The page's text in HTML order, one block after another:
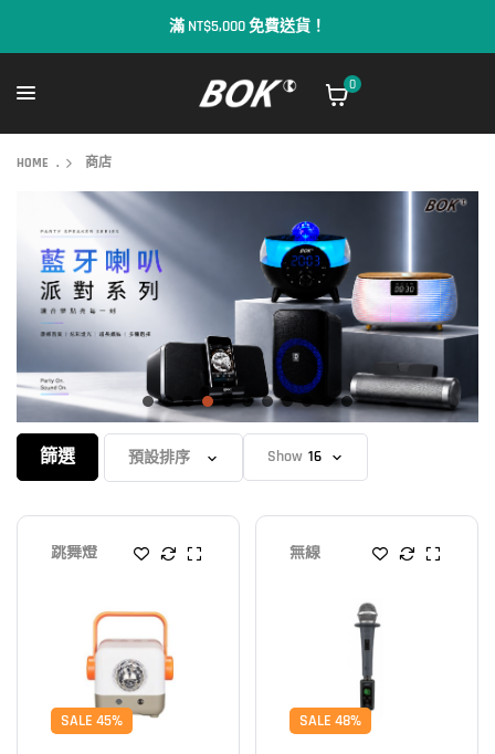
0
HOME . 商店
篩選 Show
跳舞燈
SALE 45%
無線
SALE 48%